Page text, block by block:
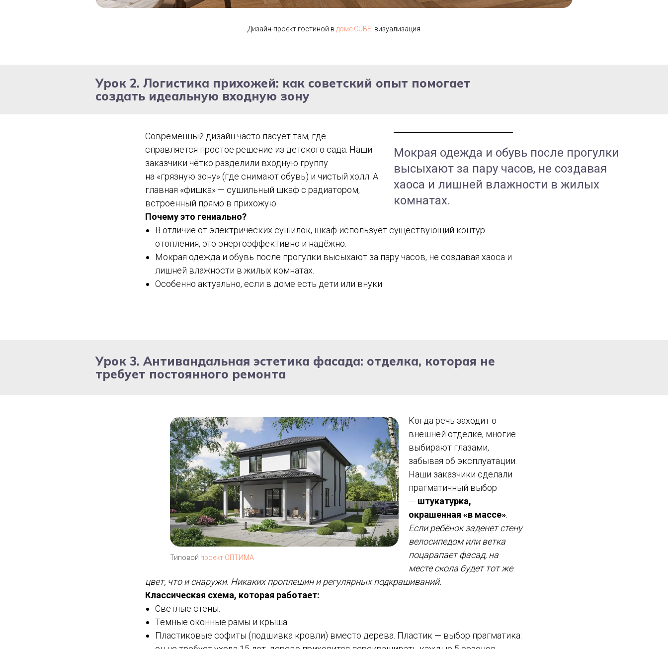
Дизайн-проект гостиной в доме CUBE: визуализация
Урок 2. Логистика прихожей: как советский опыт помогает
создать идеальную входную зону
Мокрая одежда и обувь после прогулки
высыхают за пару часов, не создавая
хаоса и лишней влажности в жилых
комнатах.
Современный дизайн часто пасует там, где
справляется простое решение из детского сада. Наши
заказчики чётко разделили входную группу
на «грязную зону» (где снимают обувь) и чистый холл. А
главная «фишка» — сушильный шкаф с радиатором,
встроенный прямо в прихожую.
Почему это гениально?
В отличие от электрических сушилок, шкаф использует существующий контур
отопления, это энергоэффективно и надёжно.
Мокрая одежда и обувь после прогулки высыхают за пару часов, не создавая хаоса и
лишней влажности в жилых комнатах.
Особенно актуально, если в доме есть дети или внуки.
Урок 3. Антивандальная эстетика фасада: отделка, которая не
требует постоянного ремонта
Типовой проект ОПТИМА
Когда речь заходит о
внешней отделке, многие
выбирают глазами,
забывая об эксплуатации.
Наши заказчики сделали
прагматичный выбор
— штукатурка,
окрашенная «в массе»
Если ребёнок заденет стену
велосипедом или ветка
поцарапает фасад, на
месте скола будет тот же
цвет, что и снаружи. Никаких проплешин и регулярных подкрашиваний.
Классическая схема, которая работает:
Светлые стены.
Тёмные оконные рамы и крыша.
Пластиковые софиты (подшивка кровли) вместо дерева. Пластик — выбор прагматика: